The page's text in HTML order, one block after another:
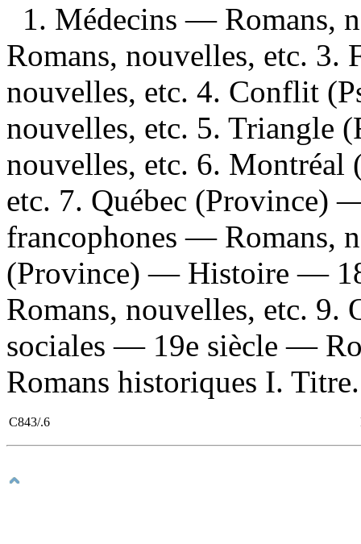
1. Médecins — Romans,
Romans, nouvelles, etc.
nouvelles, etc. 4. Conflit
nouvelles, etc. 5. Triangle
nouvelles, etc. 6.
etc. 7. Québec (Province)
francophones — Romans,
(Province) — Histoire —
Romans, nouvelles, etc.
sociales — 19e siècle —
Romans historiques I.
C843/.6